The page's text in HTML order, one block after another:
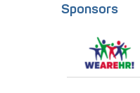
Sponsors